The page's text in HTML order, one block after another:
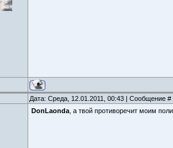
Дата: Среда, 12.01.2011, 00:43 | Сообщение #
DonLaonda , а твой противоречит моим